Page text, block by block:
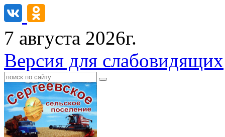
7 августа 2026г.
Версия для слабовидящих